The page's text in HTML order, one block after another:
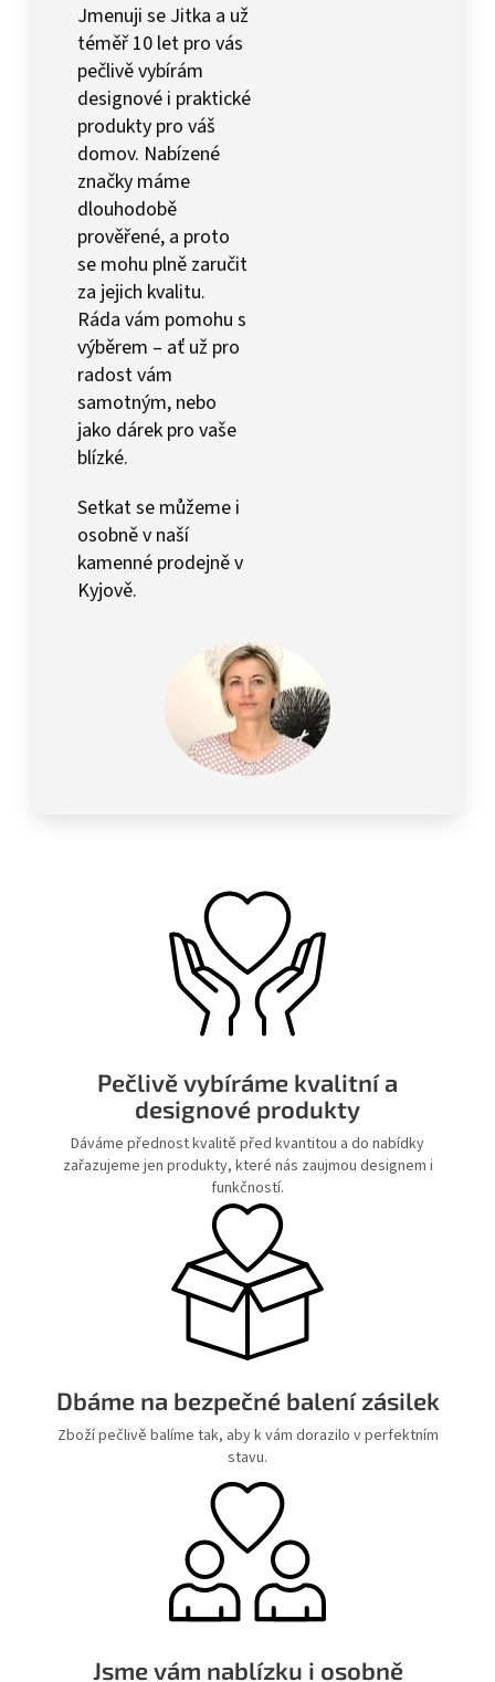
Jmenuji se Jitka a už
téměř 10 let pro vás
pečlivě vybírám
designové i praktické
produkty pro váš
domov. Nabízené
značky máme
dlouhodobě
prověřené, a proto
se mohu plně zaručit
za jejich kvalitu.
Ráda vám pomohu s
výběrem – ať už pro
radost vám
samotným, nebo
jako dárek pro vaše
blízké.
Setkat se můžeme i
osobně v naší
kamenné prodejně v
Kyjově.
Pečlivě vybíráme kvalitní a
designové produkty
Dáváme přednost kvalitě před kvantitou a do nabídky
zařazujeme jen produkty, které nás zaujmou designem i
funkčností.
Dbáme na bezpečné balení zásilek
Zboží pečlivě balíme tak, aby k vám dorazilo v perfektním
stavu.
Jsme vám nablízku i osobně